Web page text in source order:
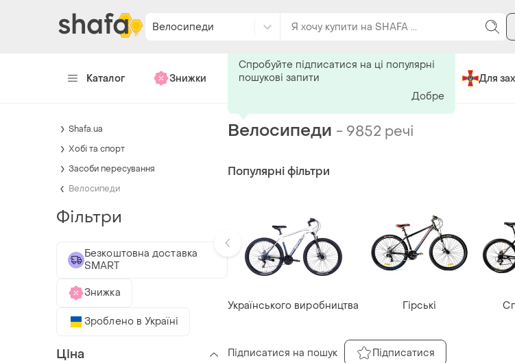
Велосипеди
Каталог Знижки Хендмейд Для
Велосипеди - 9852 речі
Популярні фільтри
Українського виробництва Гірські
Підписатися на пошук Підписатися
Shafa.ua
Хобі та спорт
Засоби пересування
Велосипеди
Фільтри
Безкоштовна доставка
SMART
Знижка
Зроблено в Україні
Ціна